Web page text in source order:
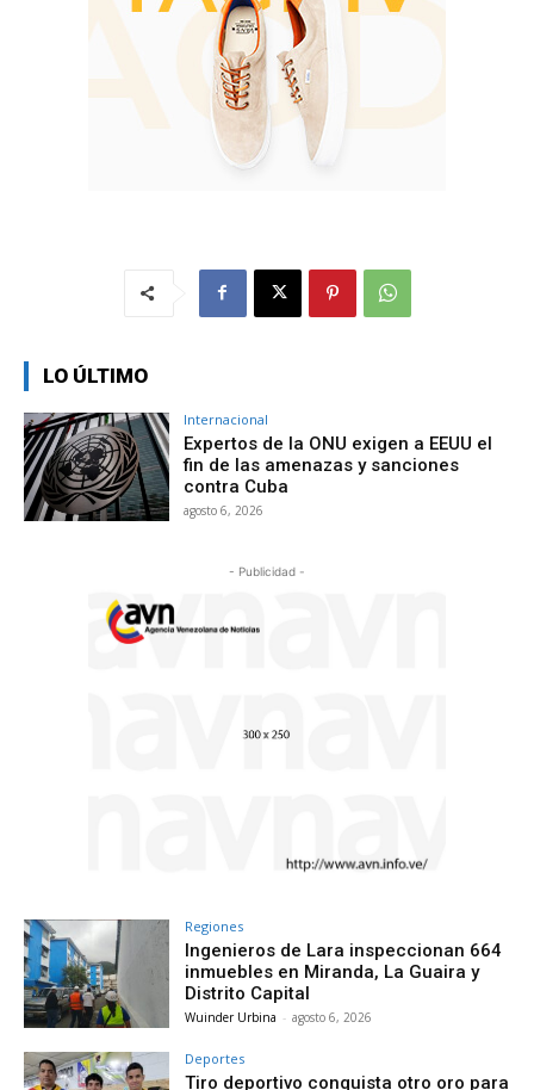
LO ÚLTIMO
Internacional
Expertos de la ONU exigen a EEUU el
fin de las amenazas y sanciones
contra Cuba
agosto 6, 2026
- Publicidad -
Regiones
Ingenieros de Lara inspeccionan 664
inmuebles en Miranda, La Guaira y
Distrito Capital
Wuinder Urbina - agosto 6, 2026
Deportes
Tiro deportivo conquista otro oro para